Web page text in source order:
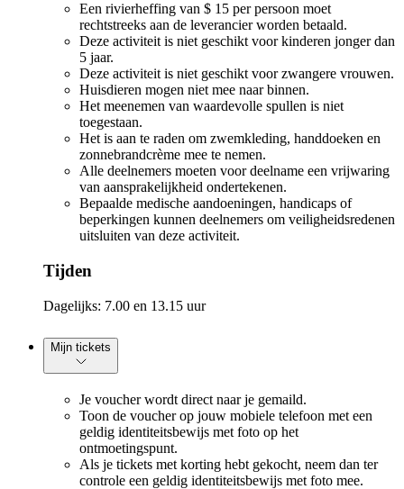
Een rivierheffing van $ 15 per persoon moet
rechtstreeks aan de leverancier worden betaald.
Deze activiteit is niet geschikt voor kinderen jonger dan
5 jaar.
Deze activiteit is niet geschikt voor zwangere vrouwen.
Huisdieren mogen niet mee naar binnen.
Het meenemen van waardevolle spullen is niet
toegestaan.
Het is aan te raden om zwemkleding, handdoeken en
zonnebrandcrème mee te nemen.
Alle deelnemers moeten voor deelname een vrijwaring
van aansprakelijkheid ondertekenen.
Bepaalde medische aandoeningen, handicaps of
beperkingen kunnen deelnemers om veiligheidsredenen
uitsluiten van deze activiteit.
Tijden
Dagelijks: 7.00 en 13.15 uur
Mijn tickets
Je voucher wordt direct naar je gemaild.
Toon de voucher op jouw mobiele telefoon met een
geldig identiteitsbewijs met foto op het
ontmoetingspunt.
Als je tickets met korting hebt gekocht, neem dan ter
controle een geldig identiteitsbewijs met foto mee.